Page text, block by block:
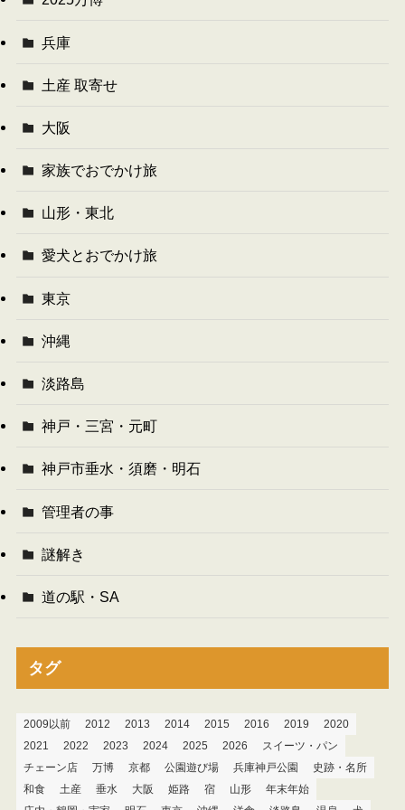
兵庫
土産 取寄せ
大阪
家族でおでかけ旅
山形・東北
愛犬とおでかけ旅
東京
沖縄
淡路島
神戸・三宮・元町
神戸市垂水・須磨・明石
管理者の事
謎解き
道の駅・SA
タグ
2009以前 2012 2013 2014 2015 2016 2019
2020
2021
2022 2023 2024 2025 2026
スイーツ・パン
チェーン店
万博 京都 公園遊び場 兵庫神戸公園
史跡・名所
和食
土産 垂水 大阪 姫路 宿 山形
年末年始